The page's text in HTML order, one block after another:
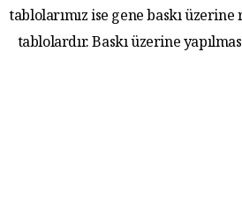
tablolarımız ise gene baskı
tablolardır. Baskı üzerine